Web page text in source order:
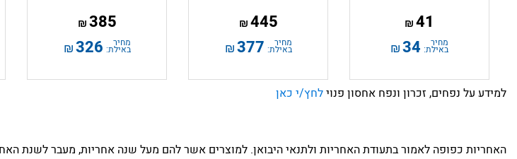
41
₪
מחיר
באילת: 34
₪
445
₪
מחיר
באילת: 377
₪
385
₪
מחיר
באילת: 326
₪
למידע על נפחים, זכרון ונפח אחסון פנוילחץ/י כאן
האחריות כפופה לאמור בתעודת האחריות ולתנאי היבואן. למוצרים אשר להם מעל שנה אחריות, מעבר לשנת